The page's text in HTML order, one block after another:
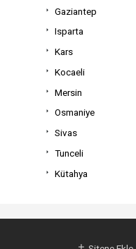
Gaziantep
Isparta
Kars
Kocaeli
Mersin
Osmaniye
Sivas
Tunceli
Kütahya